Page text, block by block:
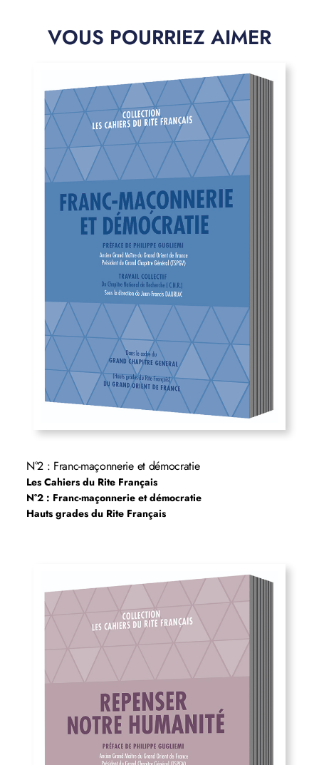
VOUS POURRIEZ AIMER
N°2 : Franc-maçonnerie et démocratie
Les Cahiers du Rite Français
N°2 : Franc-maçonnerie et démocratie
Hauts grades du Rite Français